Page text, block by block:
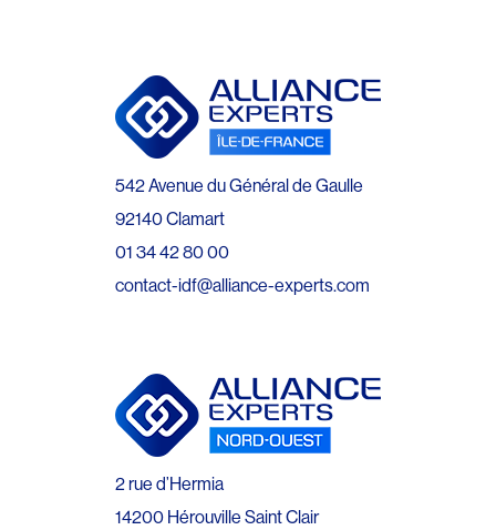
542 Avenue du Général de Gaulle
92140 Clamart
01 34 42 80 00
contact-idf@alliance-experts.com
2 rue d’Hermia
14200 Hérouville Saint Clair